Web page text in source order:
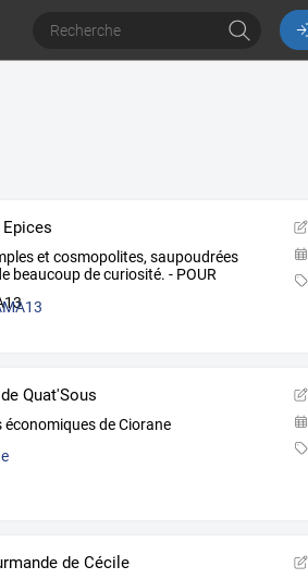
et cosmopolites, saupoudrées
beaucoupdecuriosité. - POUR
Quat'Sous
économiques de Ciorane
de Cécile